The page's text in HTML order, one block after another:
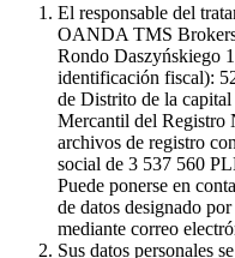
El responsable del
OANDA TMS Brokers
Rondo Daszyńskiego
identificación fiscal):
de Distrito de la
Mercantil del Registro
archivos de registro
social de 3 537 560
Puede ponerse en
de datos designado
mediante correo
Sus datos personales